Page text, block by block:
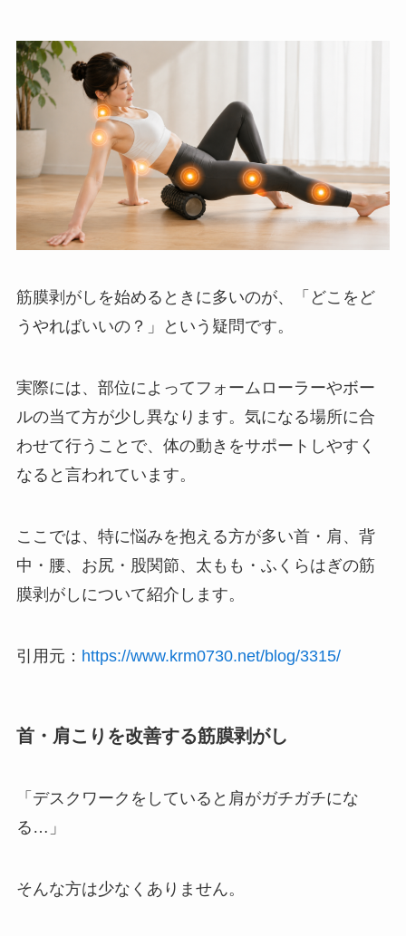
筋膜剥がしを始めるときに多いのが、「どこをど
うやればいいの？」という疑問です。
実際には、部位によってフォームローラーやボー
ルの当て方が少し異なります。気になる場所に合
わせて行うことで、体の動きをサポートしやすく
なると言われています。
ここでは、特に悩みを抱える方が多い首・肩、背
中・腰、お尻・股関節、太もも・ふくらはぎの筋
膜剥がしについて紹介します。
引用元： https://www.krm0730.net/blog/3315/
首・肩こりを改善する筋膜剥がし
「デスクワークをしていると肩がガチガチにな
る…」
そんな方は少なくありません。